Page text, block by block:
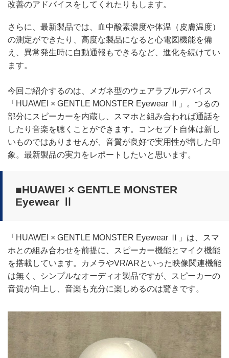
改善のアドバイスをしてくれたりもします。
さらに、最新製品では、血中酸素濃度や体温（皮膚温度）
の測定ができたり、高度な製品になると心電図機能を備
え、異常発生時に自動通報もできるなど、進化を続けてい
ます。
今回ご紹介するのは、メガネ型のウェアラブルデバイス
「HUAWEI × GENTLE MONSTER Eyewear Ⅱ」。つるの
部分にスピーカーを内蔵し、スマホと組み合われば通話を
したり音楽を聴くことができます。コンセプト自体は新し
いものではありませんが、音質が良好で実用性が増した印
象。最新製品の実力をレポートしたいと思います。
■HUAWEI × GENTLE MONSTER
Eyewear Ⅱ
「HUAWEI × GENTLE MONSTER Eyewear Ⅱ」は、スマ
ホとの組み合わせを前提に、スピーカー機能とマイク機能
を搭載しています。カメラやVR/ARといった映像関連機能
は無く、シンプルなオーディオ製品ですが、スピーカーの
音質が向上し、音楽も充分に楽しめるのは驚きです。